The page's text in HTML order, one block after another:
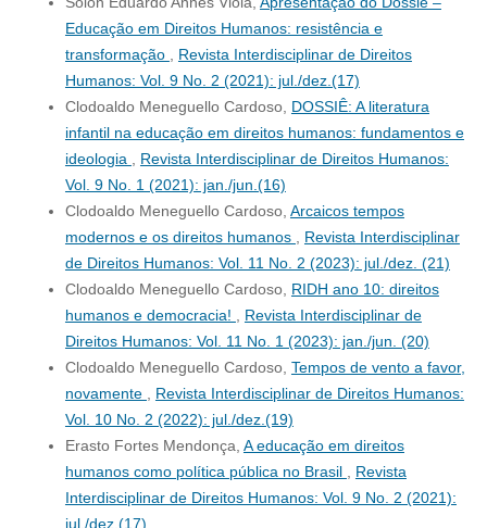
Educação em Direitos Humanos: resistência e
transformação , Revista Interdisciplinar de Direitos
Humanos: Vol. 9 No. 2 (2021): jul./dez.(17)
Clodoaldo Meneguello Cardoso, DOSSIÊ: A literatura
infantil na educação em direitos humanos: fundamentos e
ideologia , Revista Interdisciplinar de Direitos Humanos:
Vol. 9 No. 1 (2021): jan./jun.(16)
Clodoaldo Meneguello Cardoso, Arcaicos tempos
modernos e os direitos humanos , Revista Interdisciplinar
de Direitos Humanos: Vol. 11 No. 2 (2023): jul./dez. (21)
Clodoaldo Meneguello Cardoso, RIDH ano 10: direitos
humanos e democracia! , Revista Interdisciplinar de
Direitos Humanos: Vol. 11 No. 1 (2023): jan./jun. (20)
Clodoaldo Meneguello Cardoso, Tempos de vento a favor,
novamente , Revista Interdisciplinar de Direitos Humanos:
Vol. 10 No. 2 (2022): jul./dez.(19)
Erasto Fortes Mendonça, A educação em direitos
humanos como política pública no Brasil , Revista
Interdisciplinar de Direitos Humanos: Vol. 9 No. 2 (2021):
jul./dez.(17)